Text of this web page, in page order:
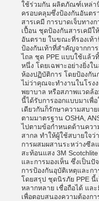
ใช้ร่วมกัน ผลิตภัณฑ์เหล่า
ครอบคลุมซึ่งป้องกันอันตร
สารเคมี การบาดเจ็บทาง
เปื้อน ชุดป้องกันสารเคมีใ
อันตราย ในขณะที่รองเท้
ป้องกันเท้าที่สำคัญจากกา
ไถล ชุด PPE แบบใช้แล้ว
หนึ่ง โดยเฉพาะอย่างยิ่งใ
ห้องปฏิบัติการ โดยป้องกั
ไม่ว่าคุณจะทำงานในโรง
พยาบาล หรือสภาพแวดล้
นี้ได้รับการออกแบบมาเพื่
เดียวกันก็รักษาความสบา
ตามมาตรฐาน OSHA,
ไปตามข้อกำหนดด้านคว
สากล ทำให้ผู้ใช้สบายใจว่
การผสมผสานระหว่างซีล
สะท้อนแสง 3M
และการมองเห็น ซึ่งเป็น
การป้องกันอุบัติเหตุและก
โดยสรุป ชุดนิรภัย PPE
หลากหลาย เชื่อถือได้ แล
เพื่อตอบสนองความต้องก